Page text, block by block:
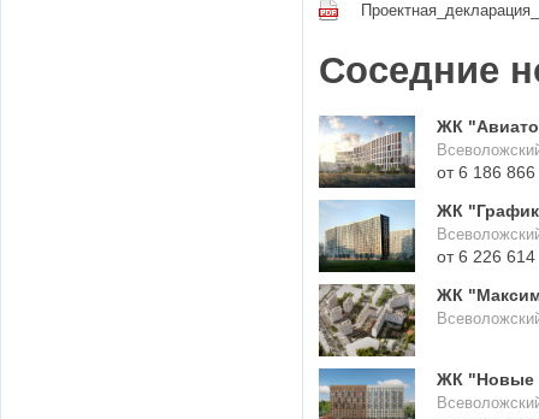
Соседние
ЖК
от 6 186 866
ЖК
от 6 226 614
ЖК
ЖК "Новые